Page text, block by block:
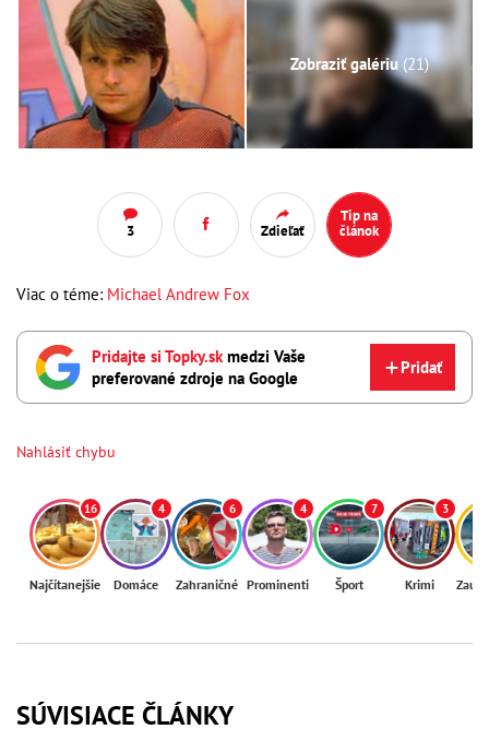
Zobraziť galériu (21)
3 Zdieľať
Tip na
článok
Viac o téme: Michael Andrew Fox
Pridajte si Topky.sk medzi Vaše
preferované zdroje na Google
Pridať
Nahlásiť chybu
16
Najčítanejšie
4
Domáce
6
Zahraničné
4
Prominenti
7
Šport
3
Krimi
SÚVISIACE ČLÁNKY